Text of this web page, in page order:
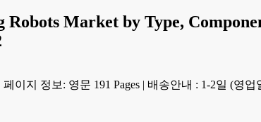
Market by Type,
페이지 정보: 영문 191 Pages | 배송안내 : 1-2일 (영업